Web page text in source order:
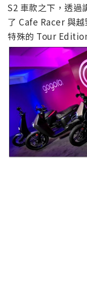
S2 車款之下，透過
了 Cafe Racer 與
特殊的 Tour